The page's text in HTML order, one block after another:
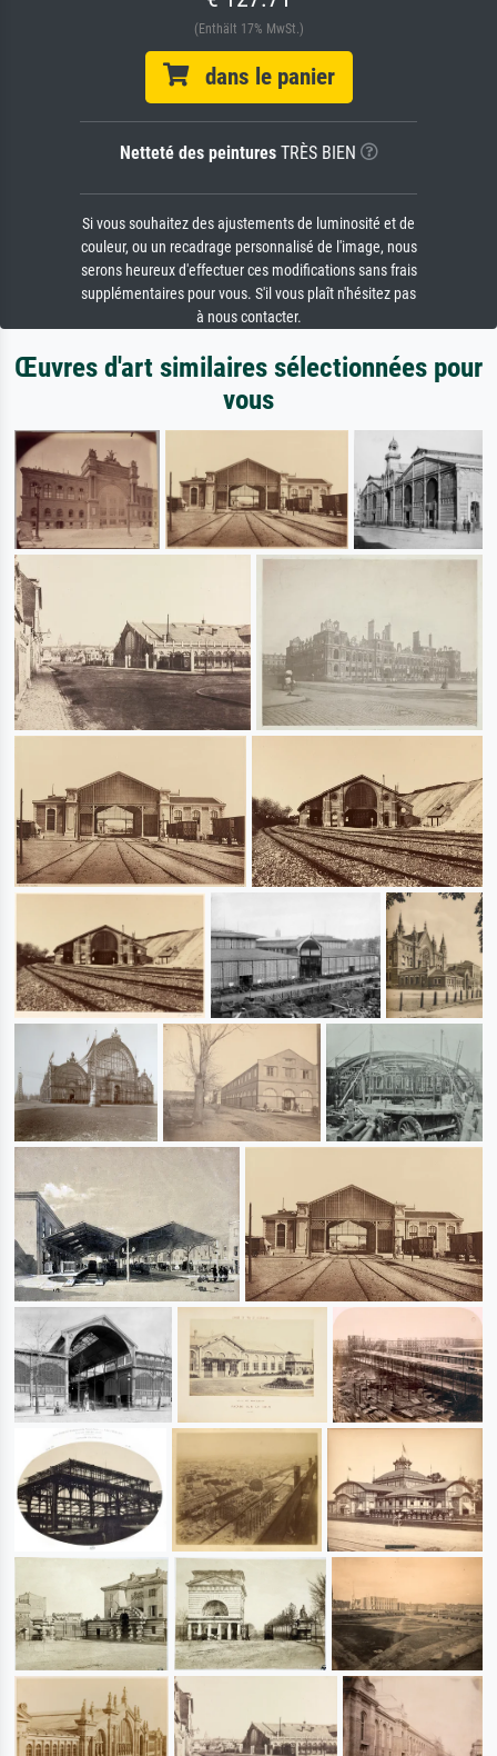
(Enthält 17% MwSt.)
dans le panier
Netteté des peinturesTRÈS BIEN
Si vous souhaitez des ajustements de luminosité et de
couleur, ou un recadrage personnalisé de l'image, nous
serons heureux d'effectuer ces modifications sans frais
supplémentaires pour vous. S'il vous plaît n'hésitez pas
à nous contacter.
Œuvres d'art similaires sélectionnées pour
vous